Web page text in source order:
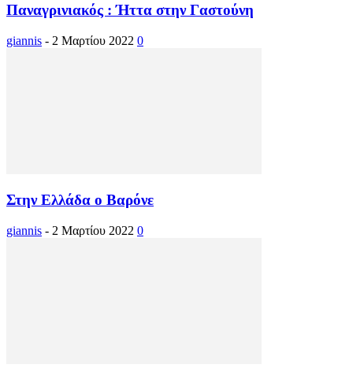
Παναγρινιακός : Ήττα στην Γαστούνη
giannis - 2 Μαρτίου 2022 0
Στην Ελλάδα ο Βαρόνε
giannis - 2 Μαρτίου 2022 0